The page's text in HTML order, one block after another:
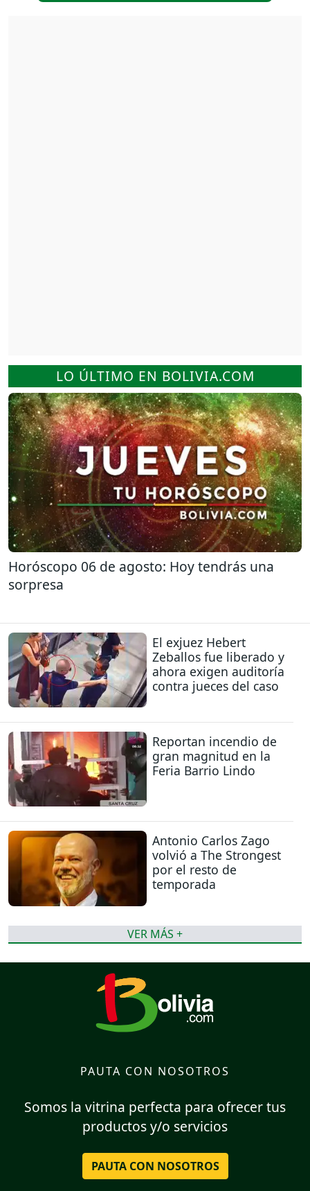
LO ÚLTIMO EN BOLIVIA.COM
Horóscopo 06 de agosto: Hoy tendrás una
sorpresa
El exjuez Hebert
Zeballos fue liberado y
ahora exigen auditoría
contra jueces del caso
Reportan incendio de
gran magnitud en la
Feria Barrio Lindo
Antonio Carlos Zago
volvió a The Strongest
por el resto de
temporada
VER MÁS +
PAUTA CON NOSOTROS
Somos la vitrina perfecta para ofrecer tus
productos y/o servicios
PAUTA CON NOSOTROS